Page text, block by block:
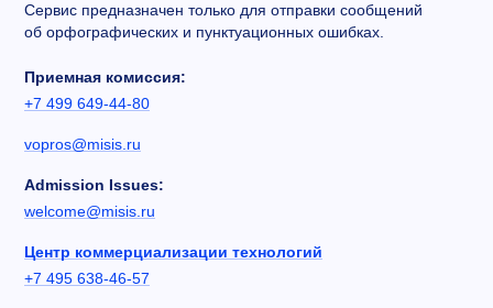
Сервис предназначен только для отправки сообщений
об орфографических и пунктуационных ошибках.
Приемная комиссия:
+7 499 649-44-80
vopros@misis.ru
Admission Issues:
welcome@misis.ru
Центр коммерциализации технологий
+7 495 638-46-57